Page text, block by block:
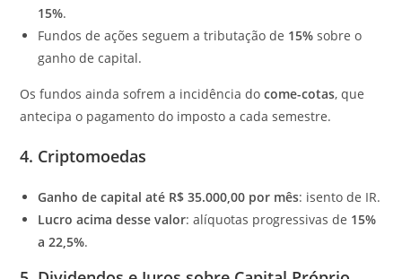
15%.
Fundos de ações seguem a tributação de 15% sobre o
ganho de capital.
Os fundos ainda sofrem a incidência docome-cotas, que
antecipa o pagamento do imposto a cada semestre.
4. Criptomoedas
Ganho de capital até R$ 35.000,00 por mês: isento de IR.
Lucro acima desse valor: alíquotas progressivas de 15%
a 22,5%.